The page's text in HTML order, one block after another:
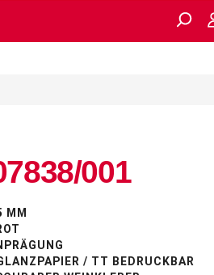
001
MM
/ TT BEDRUCKBAR